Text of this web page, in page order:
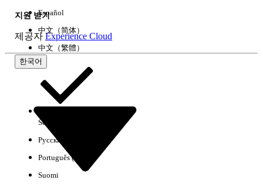
지원 받기
제공자 Experience Cloud
한국어
Español
中文（简体）
中文（繁體）
Select Org
Русский
Português (Brasil)
Suomi